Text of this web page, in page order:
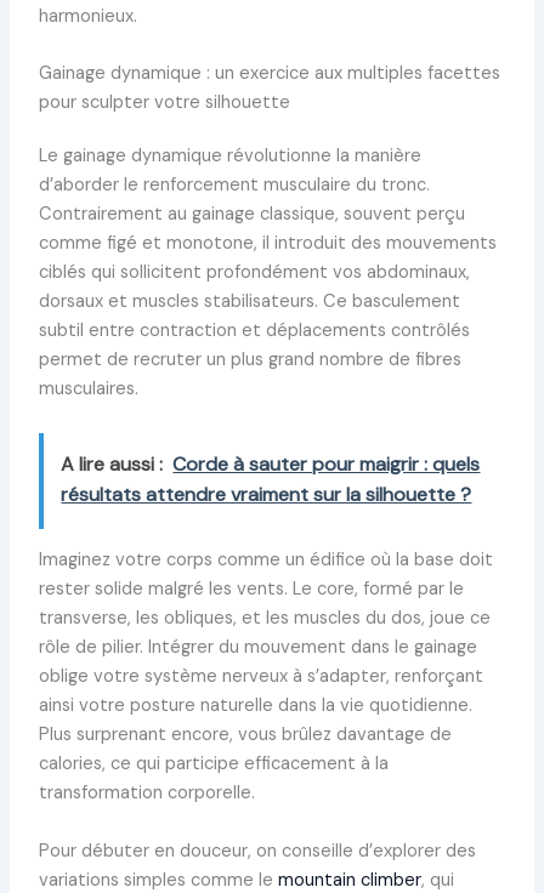
harmonieux.
Gainage dynamique : un exercice aux multiples facettes
pour sculpter votre silhouette
Le gainage dynamique révolutionne la manière
d’aborder le renforcement musculaire du tronc.
Contrairement au gainage classique, souvent perçu
comme figé et monotone, il introduit des mouvements
ciblés qui sollicitent profondément vos abdominaux,
dorsaux et muscles stabilisateurs. Ce basculement
subtil entre contraction et déplacements contrôlés
permet de recruter un plus grand nombre de fibres
musculaires.
A lire aussi : Corde à sauter pour maigrir : quels
résultats attendre vraiment sur la silhouette ?
Imaginez votre corps comme un édifice où la base doit
rester solide malgré les vents. Le core, formé par le
transverse, les obliques, et les muscles du dos, joue ce
rôle de pilier. Intégrer du mouvement dans le gainage
oblige votre système nerveux à s’adapter, renforçant
ainsi votre posture naturelle dans la vie quotidienne.
Plus surprenant encore, vous brûlez davantage de
calories, ce qui participe efficacement à la
transformation corporelle.
Pour débuter en douceur, on conseille d’explorer des
variations simples comme le mountain climber, qui